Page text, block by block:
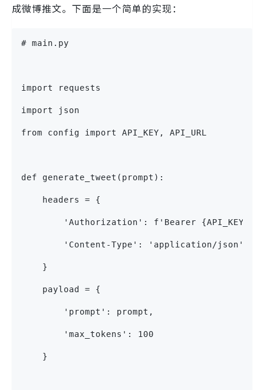
成微博推文。下面是一个简单的实现：
# main.py
import requests
import json
from config import API_KEY, API_URL
def generate_tweet(prompt):
    headers = {
        'Authorization': f'Bearer {API_KEY}',
        'Content-Type': 'application/json'
    }
    payload = {
        'prompt': prompt,
        'max_tokens': 100
    }